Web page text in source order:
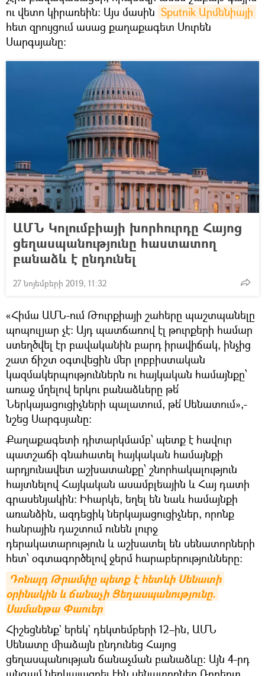
ու վետո կիրառեին: Այս մասին Sputnik Արմենիայի
հետ զրույցում ասաց քաղաքագետ Սուրեն
Սարգսյանը։
ԱՄՆ Կոլումբիայի խորհուրդը Հայոց
ցեղասպանությունը հաստատող
բանաձև է ընդունել
27 նոյեմբերի 2019, 11:32
«Հիմա ԱՄՆ-ում Թուրքիայի շահերը պաշտպանելը
պոպուլյար չէ: Այդ պատճառով էլ թուրքերի համար
ստեղծվել էր բավականին բարդ իրավիճակ, ինչից
շատ ճիշտ օգտվեցին մեր լոբբիստական
կազմակերպություններն ու հայկական համայնքը՝
առաջ մղելով երկու բանաձևերը թե՛
Ներկայացուցիչների պալատում, թե՛ Սենատում»,-
նշեց Սարգսյանը:
Քաղաքագետի դիտարկմամբ՝ պետք է հավուր
պատշաճի գնահատել հայկական համայնքի
արդյունավետ աշխատանքը՝ շնորհակալություն
հայտնելով Հայկական ասամբլեային և Հայ դատի
գրասենյակին: Իհարկե, եղել են նաև համայնքի
առանձին, ազդեցիկ ներկայացուցիչներ, որոնք
հանրային դաշտում ունեն լուրջ
դերակատարություն և աշխատել են սենատորների
հետ՝ օգտագործելով ջերմ հարաբերությունները:
Դոնալդ Թրամփը պետք է հետևի Սենատի
օրինակին և ճանաչի Ցեղասպանությունը.
Սամանթա Փաուեր
Հիշեցնենք` երեկ` դեկտեմբերի 12–ին, ԱՄՆ
Սենատը միաձայն ընդունեց Հայոց
ցեղասպանության ճանաչման բանաձևը։ Այն 4-րդ